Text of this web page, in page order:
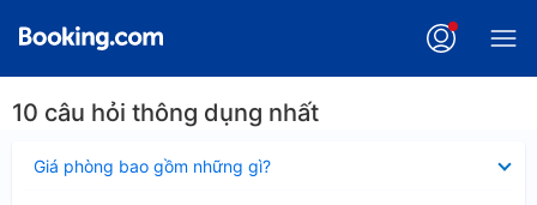
10 câu hỏi thông dụng nhất
Giá phòng bao gồm những gì?
thu